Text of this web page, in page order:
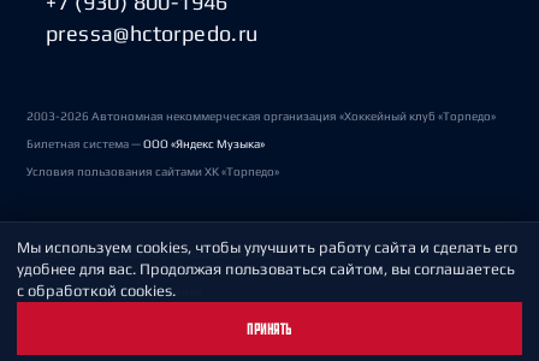
pressa@hctorpedo.ru
2003-2026 Автономная некоммерческая организация «Хоккейный клуб «Торпедо»
Билетная система —ООО «Яндекс Музыка»
Условия пользования сайтами ХК «Торпедо»
Политика обработки персональных данных
Пользовательское соглашение
Мы используем cookies, чтобы улучшить работу сайта и сделать его
удобнее для вас. Продолжая пользоваться сайтом, вы соглашаетесь
с обработкой cookies.
ПРИНЯТЬ